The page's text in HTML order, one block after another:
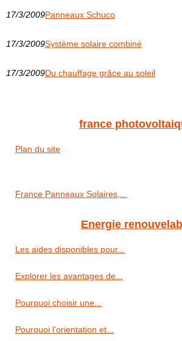
17/3/2009Panneaux Schuco
17/3/2009Système solaire combiné
17/3/2009Du chauffage grâce au soleil
france
Plan du site
France Panneaux Solaires,...
Energie
Les aides disponibles pour...
Explorer les avantages de...
Pourquoi choisir une...
Pourquoi l'orientation et...